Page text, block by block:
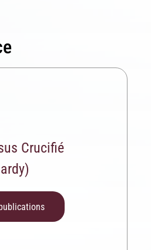
Crucifié
Letter
votre adresse mail.